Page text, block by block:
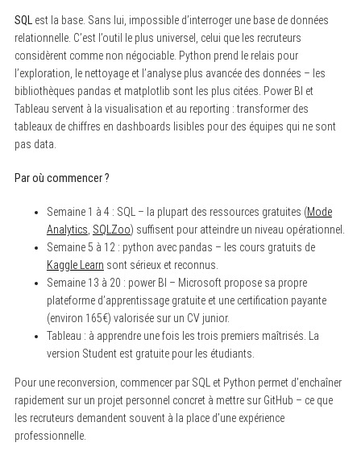
SQLest la base. Sans lui, impossible d’interroger une base de données
relationnelle. C’est l’outil le plus universel, celui que les recruteurs
considèrent comme non négociable. Python prend le relais pour
l’exploration, le nettoyage et l’analyse plus avancée des données – les
bibliothèques pandas et matplotlib sont les plus citées. Power BI et
Tableau servent à la visualisation et au reporting : transformer des
tableaux de chiffres en dashboards lisibles pour des équipes qui ne sont
pas data.
Par où commencer ?
Semaine 1 à 4 : SQL – la plupart des ressources gratuites (Mode
Analytics SQLZoo) suffisent pour atteindre un niveau opérationnel.
Semaine 5 à 12 : python avec pandas – les cours gratuits de
Kaggle Learn sont sérieux et reconnus.
Semaine 13 à 20 : power BI – Microsoft propose sa propre
plateforme d’apprentissage gratuite et une certification payante
(environ 165€) valorisée sur un CV junior.
Tableau : à apprendre une fois les trois premiers maîtrisés. La
version Student est gratuite pour les étudiants.
Pour une reconversion, commencer par SQL et Python permet d’enchaîner
rapidement sur un projet personnel concret à mettre sur GitHub – ce que
les recruteurs demandent souvent à la place d’une expérience
professionnelle.